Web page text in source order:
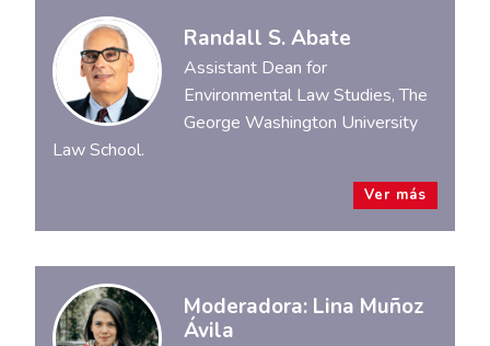
Randall S. Abate
Assistant Dean for
Environmental Law Studies, The
George Washington University
Law School.
Ver más
Moderadora: Lina Muñoz
Ávila